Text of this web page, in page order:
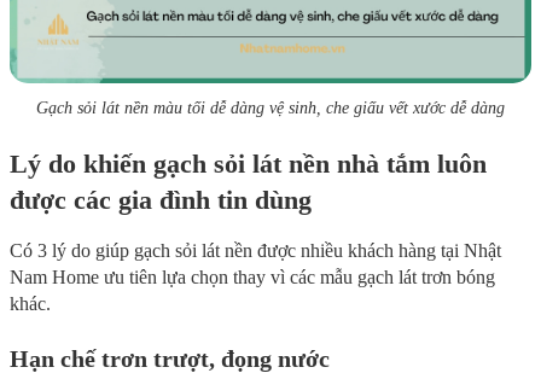
Gạch sỏi lát nền màu tối dễ dàng vệ sinh, che giấu vết xước dễ dàng
Lý do khiến gạch sỏi lát nền nhà tắm luôn
được các gia đình tin dùng
Có 3 lý do giúp gạch sỏi lát nền được nhiều khách hàng tại Nhật
Nam Home ưu tiên lựa chọn thay vì các mẫu gạch lát trơn bóng
khác.
Hạn chế trơn trượt, đọng nước